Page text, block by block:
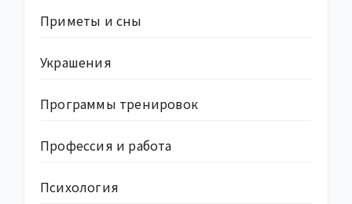
Приметы и сны
Украшения
Программы тренировок
Профессия и работа
Психология